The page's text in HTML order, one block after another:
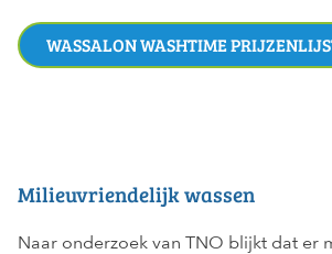
WASSALON WASHTIME
Milieuvriendelijk wassen
Naar onderzoek van TNO blijkt dat er